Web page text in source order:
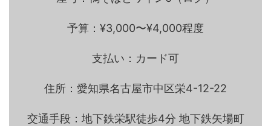
予算：¥3,000〜¥4,000程度
支払い：カード可
住所：愛知県名古屋市中区栄4-12-22
交通手段：地下鉄栄駅徒歩4分 地下鉄矢場町